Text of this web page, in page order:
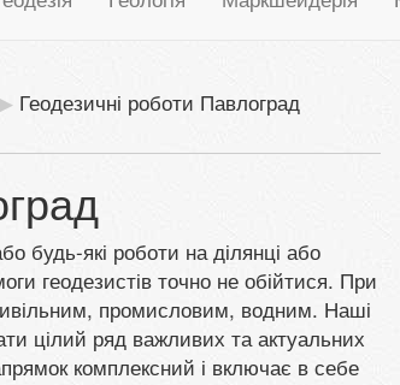
Геодезичні роботи Павлоград
будь-які роботи на ділянці або
геодезистів точно не обійтися. При
промисловим, водним. Наші
цілий ряд важливих та актуальних
комплексний і включає в себе